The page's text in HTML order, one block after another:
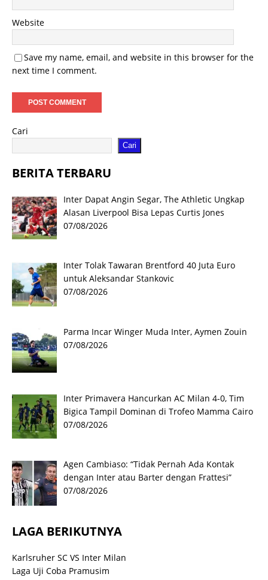
Website
Save my name, email, and website in this browser for the
next time I comment.
Cari
Cari
BERITA TERBARU
Inter Dapat Angin Segar, The Athletic Ungkap
Alasan Liverpool Bisa Lepas Curtis Jones
07/08/2026
Inter Tolak Tawaran Brentford 40 Juta Euro
untuk Aleksandar Stankovic
07/08/2026
Parma Incar Winger Muda Inter, Aymen Zouin
07/08/2026
Inter Primavera Hancurkan AC Milan 4-0, Tim
Bigica Tampil Dominan di Trofeo Mamma Cairo
07/08/2026
Agen Cambiaso: “Tidak Pernah Ada Kontak
dengan Inter atau Barter dengan Frattesi”
07/08/2026
LAGA BERIKUTNYA
Karlsruher SC VS Inter Milan
Laga Uji Coba Pramusim